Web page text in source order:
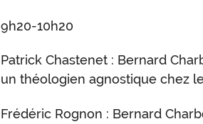
9h20-10h20
Patrick Chastenet : Bernard
un théologien agnostique chez
Frédéric Rognon : Bernard